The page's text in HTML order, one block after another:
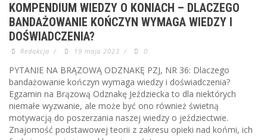
KOMPENDIUM WIEDZY O KONIACH – DLACZEGO
BANDAŻOWANIE KOŃCZYN WYMAGA WIEDZY I
DOŚWIADCZENIA?
Redakcja / 19 maja 2023 / 0
PYTANIE NA BRĄZOWĄ ODZNAKĘ PZJ, NR 36: Dlaczego
bandażowanie kończyn wymaga wiedzy i doświadczenia?
Egzamin na Brązową Odznakę Jeździecka to dla niektórych
niemałe wyzwanie, ale może być ono również świetną
motywacją do poszerzania naszej wiedzy o jeździectwie.
Znajomość podstawowej teorii z zakresu opieki nad końmi, ich